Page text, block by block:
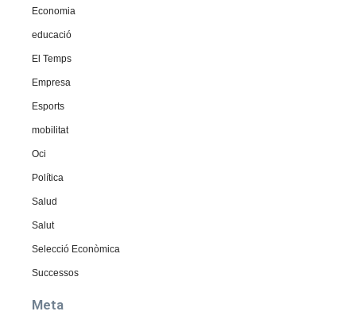
Economia
educació
El Temps
Empresa
Esports
mobilitat
Oci
Política
Salud
Salut
Selecció Econòmica
Successos
Meta